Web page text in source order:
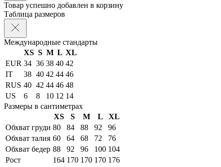
Товар успешно добавлен в корзину
Таблица размеров
Международные стандарты
XS S M L XL
EUR 34 36 38 40 42
IT
38 40 42 44 46
RUS 40 42 44 46 48
US
6 8 10 12 14
Размеры в сантиметрах
XS
S M L
XL
Обхват груди 80 84 88 92
96
Обхват талия 60 64 68 72
76
Обхват бедер 88 92 96 100 104
Рост
164 170 170 170 176